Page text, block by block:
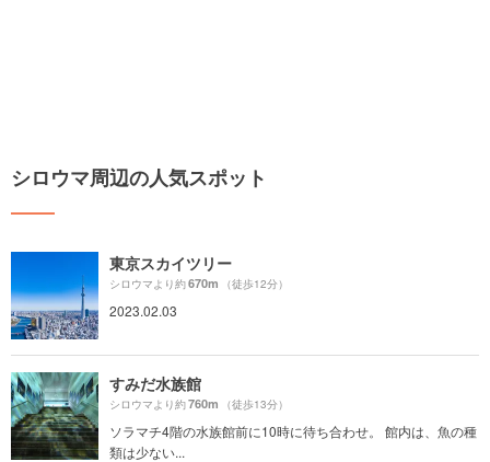
シロウマ周辺の人気スポット
東京スカイツリー
シロウマより約670m （徒歩12分）
2023.02.03
すみだ水族館
シロウマより約760m （徒歩13分）
ソラマチ4階の水族館前に10時に待ち合わせ。 館内は、魚の種
類は少ない...